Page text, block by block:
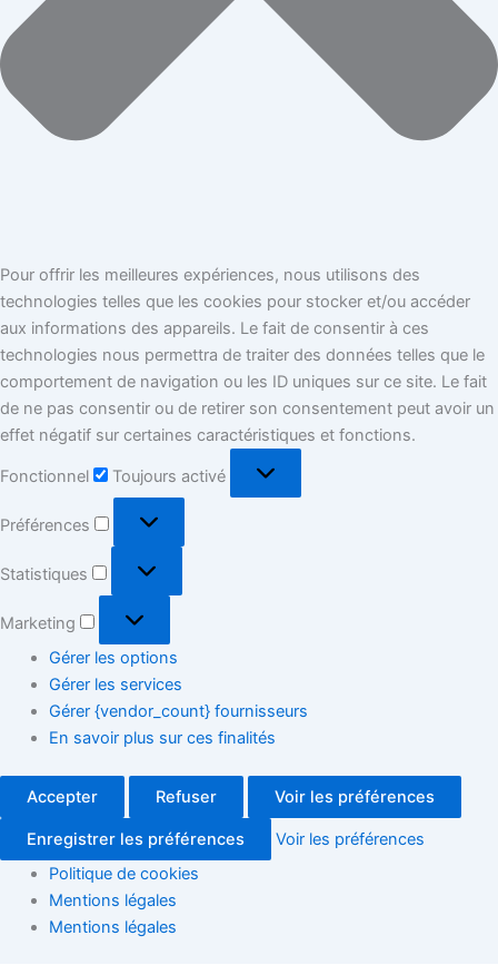
Pour offrir les meilleures expériences, nous utilisons des
technologies telles que les cookies pour stocker et/ou accéder
aux informations des appareils. Le fait de consentir à ces
technologies nous permettra de traiter des données telles que le
comportement de navigation ou les ID uniques sur ce site. Le fait
de ne pas consentir ou de retirer son consentement peut avoir un
effet négatif sur certaines caractéristiques et fonctions.
Fonctionnel Toujours activé
Préférences
Statistiques
Marketing
Gérer les options
Gérer les services
Gérer {vendor_count} fournisseurs
En savoir plus sur ces finalités
Accepter Refuser Voir les préférences
Enregistrer les préférences
Voir les préférences
Politique de cookies
Mentions légales
Mentions légales